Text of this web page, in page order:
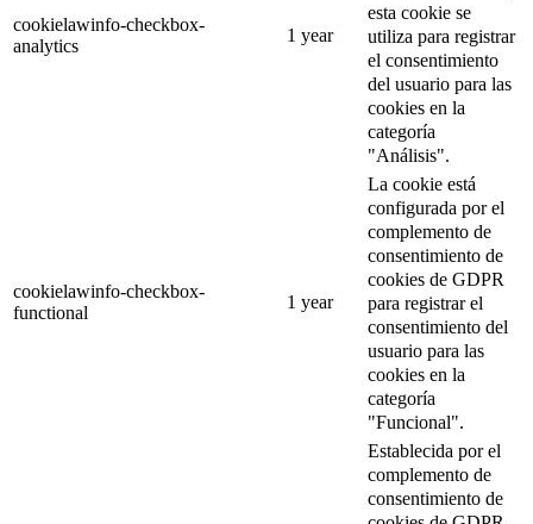
cookielawinfo-checkbox-
analytics
1 year
esta cookie se
utiliza para registrar
el consentimiento
del usuario para las
cookies en la
categoría
"Análisis".
cookielawinfo-checkbox-
functional
1 year
La cookie está
configurada por el
complemento de
consentimiento de
cookies de GDPR
para registrar el
consentimiento del
usuario para las
cookies en la
categoría
"Funcional".
Establecida por el
complemento de
consentimiento de